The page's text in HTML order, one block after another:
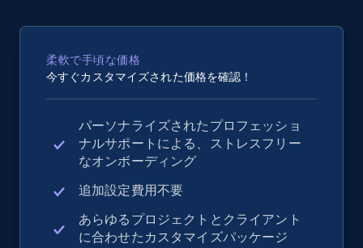
柔軟で手頃な価格
今すぐカスタマイズされた価格を確認！
パーソナライズされたプロフェッショ
ナルサポートによる、ストレスフリー
なオンボーディング
追加設定費用不要
あらゆるプロジェクトとクライアント
に合わせたカスタマイズパッケージ